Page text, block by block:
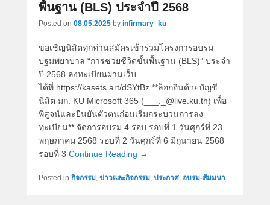
พื้นฐาน (BLS) ประจำปี 2568
Posted on 08.05.2025 by infirmary_ku
ขอเชิญนิสิตทุกท่านสมัครเข้าร่วมโครงการอบรม
ปฐมพยาบาล “การช่วยชีวิตขั้นพื้นฐาน (BLS)” ประจำ
ปี 2568 ลงทะเบียนผ่านเว็บ
ได้ที่ https://kasets.art/dSYtBz **ล็อกอินด้วยบัญชี
นิสิต มก. KU Microsoft 365 (___._@live.ku.th) เพื่อ
พิสูจน์และยืนยันตัวตนก่อนเริ่มกระบวนการลง
ทะเบียน** จัดการอบรม 4 รอบ รอบที่ 1 วันศุกร์ที่ 23
พฤษภาคม 2568 รอบที่ 2 วันศุกร์ที่ 6 มิถุนายน 2568
รอบที่ 3 Continue Reading →
Posted in กิจกรรม, ข่าวและกิจกรรม, ประกาศ, อบรม-สัมมนา